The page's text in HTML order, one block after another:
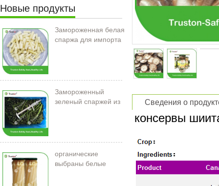
Новые продукты
Замороженная белая
спаржа для импорта
Замороженный
зеленый спаржей из
органические
выбраны белые
Сведения о
консервы